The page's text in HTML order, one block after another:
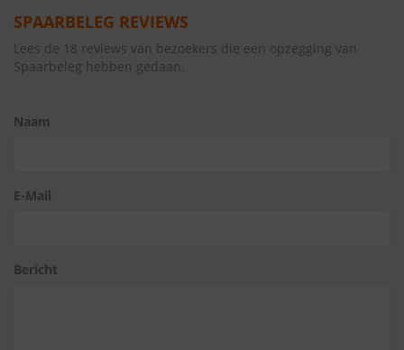
SPAARBELEG REVIEWS
Lees de 18 reviews van bezoekers die een opzegging van
Spaarbeleg hebben gedaan.
Naam
E-Mail
Bericht